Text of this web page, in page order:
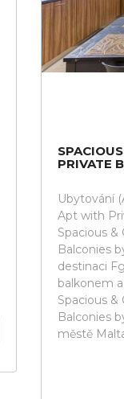
PRIVATE
Ubytování
Apt with
Spacious
Balconies
destinaci
balkonem
Spacious
Balconies
městě